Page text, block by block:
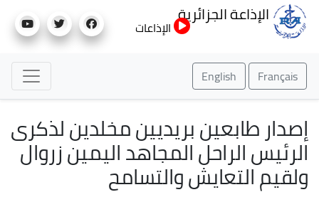
إلى
الإذاعة الجزائرية
الإذاعات
Français
English
إصدار طابعين بريديين مخلدين لذكرى
الرئيس الراحل المجاهد اليمين زروال
ولقيم التعايش والتسامح